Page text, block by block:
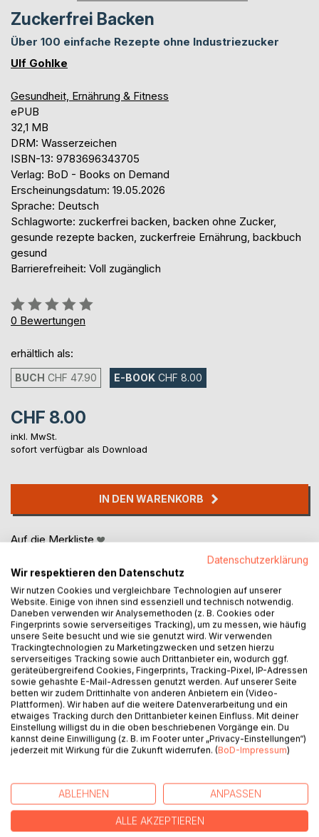
Zuckerfrei Backen
Über 100 einfache Rezepte ohne Industriezucker
Ulf Gohlke
Gesundheit, Ernährung & Fitness
ePUB
32,1 MB
DRM: Wasserzeichen
ISBN-13: 9783696343705
Verlag: BoD - Books on Demand
Erscheinungsdatum: 19.05.2026
Sprache: Deutsch
Schlagworte: zuckerfrei backen, backen ohne Zucker,
gesunde rezepte backen, zuckerfreie Ernährung, backbuch
gesund
Barrierefreiheit: Voll zugänglich
Bewertung::
0%
0 Bewertungen
erhältlich als:
BUCH CHF 47.90 E-BOOK CHF 8.00
CHF 8.00
inkl. MwSt.
sofort verfügbar als Download
IN DEN WARENKORB
Auf die Merkliste
BESCHREIBUNG
Zuckerfrei Backen Genuss ohne Reue
Du moechtest suess geniessen ohne Zucker zu
verwenden Dieses Buch zeigt dir wie einfach und lecker
Rezepten klaren Anleitungen und praktischen Tipps gelingt
dir jedes Gebaeck ganz ohne Industriezucker
Egal ob Anfaenger oder Hobbybaecker Dieses Buch
Datenschutzerklärung
Wir respektieren den Datenschutz
Wir nutzen Cookies und vergleichbare Technologien auf unserer
Website. Einige von ihnen sind essenziell und technisch notwendig.
Daneben verwenden wir Analysemethoden (z. B. Cookies oder
Fingerprints sowie serverseitiges Tracking), um zu messen, wie häufig
unsere Seite besucht und wie sie genutzt wird. Wir verwenden
Trackingtechnologien zu Marketingzwecken und setzen hierzu
serverseitiges Tracking sowie auch Drittanbieter ein, wodurch ggf.
geräteübergreifend Cookies, Fingerprints, Tracking-Pixel, IP-Adressen
sowie gehashte E-Mail-Adressen genutzt werden. Auf unserer Seite
betten wir zudem Drittinhalte von anderen Anbietern ein (Video-
Plattformen). Wir haben auf die weitere Datenverarbeitung und ein
etwaiges Tracking durch den Drittanbieter keinen Einfluss. Mit deiner
Einstellung willigst du in die oben beschriebenen Vorgänge ein. Du
kannst deine Einwilligung (z. B. im Footer unter „Privacy-Einstellungen“)
jederzeit mit Wirkung für die Zukunft widerrufen. (BoD-Impressum)
ABLEHNEN ANPASSEN
ALLE AKZEPTIEREN